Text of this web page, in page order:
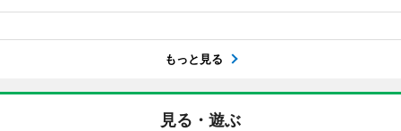
もっと見る
見る・遊ぶ